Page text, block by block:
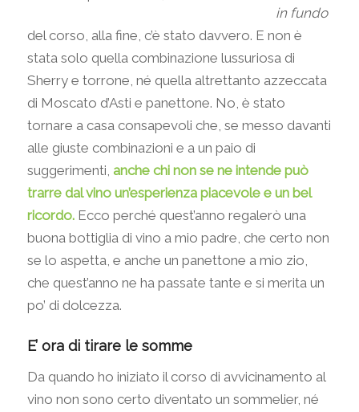
in fundo
del corso, alla fine, c’è stato davvero. E non è
stata solo quella combinazione lussuriosa di
Sherry e torrone, né quella altrettanto azzeccata
di Moscato d’Asti e panettone. No, è stato
tornare a casa consapevoli che, se messo davanti
alle giuste combinazioni e a un paio di
suggerimenti, anche chi non se ne intende può
trarre dal vino un’esperienza piacevole e un bel
ricordo. Ecco perché quest’anno regalerò una
buona bottiglia di vino a mio padre, che certo non
se lo aspetta, e anche un panettone a mio zio,
che quest’anno ne ha passate tante e si merita un
po’ di dolcezza.
E’ ora di tirare le somme
Da quando ho iniziato il corso di avvicinamento al
vino non sono certo diventato un sommelier, né